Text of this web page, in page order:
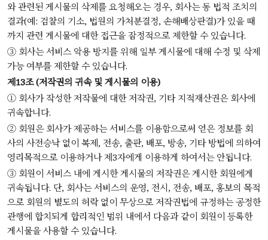
와 관련된 게시물의 삭제를 요청해오는 경우, 회사는 동 법적 조치의
결과(예: 검찰의 기소, 법원의 가처분결정, 손해배상판결)가 있을 때
까지 관련 게시물에 대한 접근을 잠정적으로 제한할 수 있습니다.
③ 회사는 서비스 악용 방지를 위해 일부 게시물에 대해 수정 및 삭제
가능 여부를 제한할 수 있습니다.
제13조 (저작권의 귀속 및 게시물의 이용)
① 회사가 작성한 저작물에 대한 저작권, 기타 지적재산권은 회사에
귀속합니다.
② 회원은 회사가 제공하는 서비스를 이용함으로써 얻은 정보를 회
사의 사전승낙 없이 복제, 전송, 출판, 배포, 방송, 기타 방법에 의하여
영리목적으로 이용하거나 제3자에게 이용하게 하여서는 안됩니다.
③ 회원이 서비스 내에 게시한 게시물의 저작권은 게시한 회원에게
귀속됩니다. 단, 회사는 서비스의 운영, 전시, 전송, 배포, 홍보의 목적
으로 회원의 별도의 허락 없이 무상으로 저작권법에 규정하는 공정한
관행에 합치되게 합리적인 범위 내에서 다음과 같이 회원이 등록한
게시물을 사용할 수 있습니다.